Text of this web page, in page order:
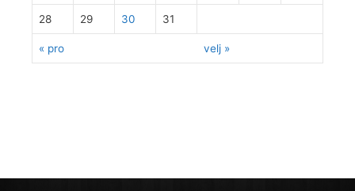
« pro velj »
28 29 30 31